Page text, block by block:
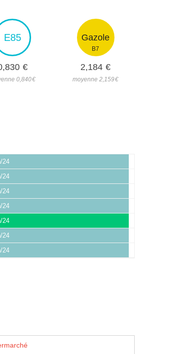
E85
€
0,840€
Gazole
B7
2,184 €
moyenne 2,159€
24
24
24
24
24
24
24